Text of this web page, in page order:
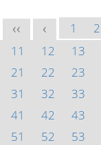
<< < 1 2
11
12 13
21
22 23
31
32 33
41
42 43
51
52 53